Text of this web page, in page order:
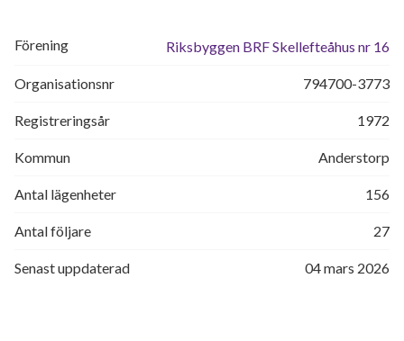
Förening Riksbyggen BRF Skellefteåhus nr 16
Organisationsnr 794700-3773
Registreringsår 1972
Kommun Anderstorp
Antal lägenheter 156
Antal följare 27
Senast uppdaterad 04 mars 2026